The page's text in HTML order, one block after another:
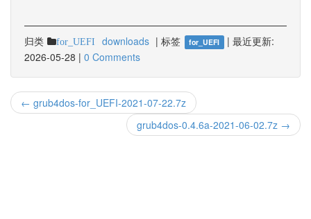
归类 for_UEFI downloads | 标签 for_UEFI | 最近更新:
2026-05-28 | 0 Comments
← grub4dos-for_UEFI-2021-07-22.7z
grub4dos-0.4.6a-2021-06-02.7z →